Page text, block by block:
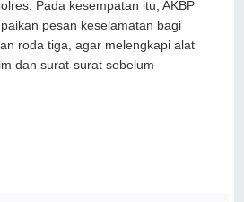
Pada kesempatan itu, AKBP
pesan keselamatan bagi
roda tiga, agar melengkapi alat
dan surat-surat sebelum